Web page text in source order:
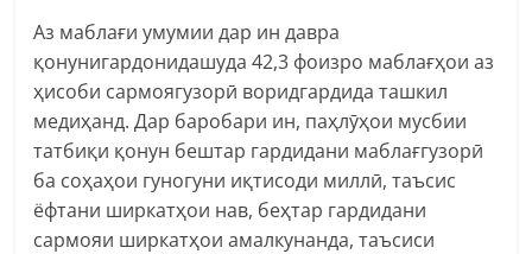
Аз маблағи умумии дар ин давра
қонунигардонидашуда 42,3 фоизро маблағҳои аз
ҳисоби сармоягузорӣ воридгардида ташкил
медиҳанд. Дар баробари ин, паҳлӯҳои мусбии
татбиқи қонун бештар гардидани маблағгузорӣ
ба соҳаҳои гуногуни иқтисоди миллӣ, таъсис
ёфтани ширкатҳои нав, беҳтар гардидани
сармояи ширкатҳои амалкунанда, таъсиси